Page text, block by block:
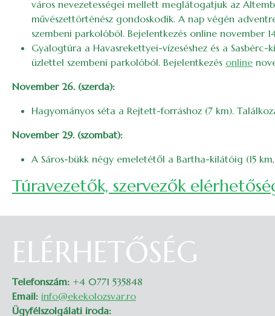
város nevezetességei mellett meglátogatjuk az
művészettörténész gondoskodik. A nap végén
szembeni parkolóból. Bejelentkezés online november
Gyalogtúra a Havasrekettyei-vízeséshez és a
üzlettel szembeni parkolóból. Bejelentkezés online
November 26. (szerda):
Hagyományos séta a Rejtett-forráshoz (7 km).
November 29. (szombat):
A Sáros-bükk négy emeletétől a Bartha-kilátóig (15
Túravezetők, szervezők
ELÉRHETŐSÉG
Telefonszám: +4 0771 535848
Email: info@ekekolozsvar.ro
Ügyfélszolgálati iroda: